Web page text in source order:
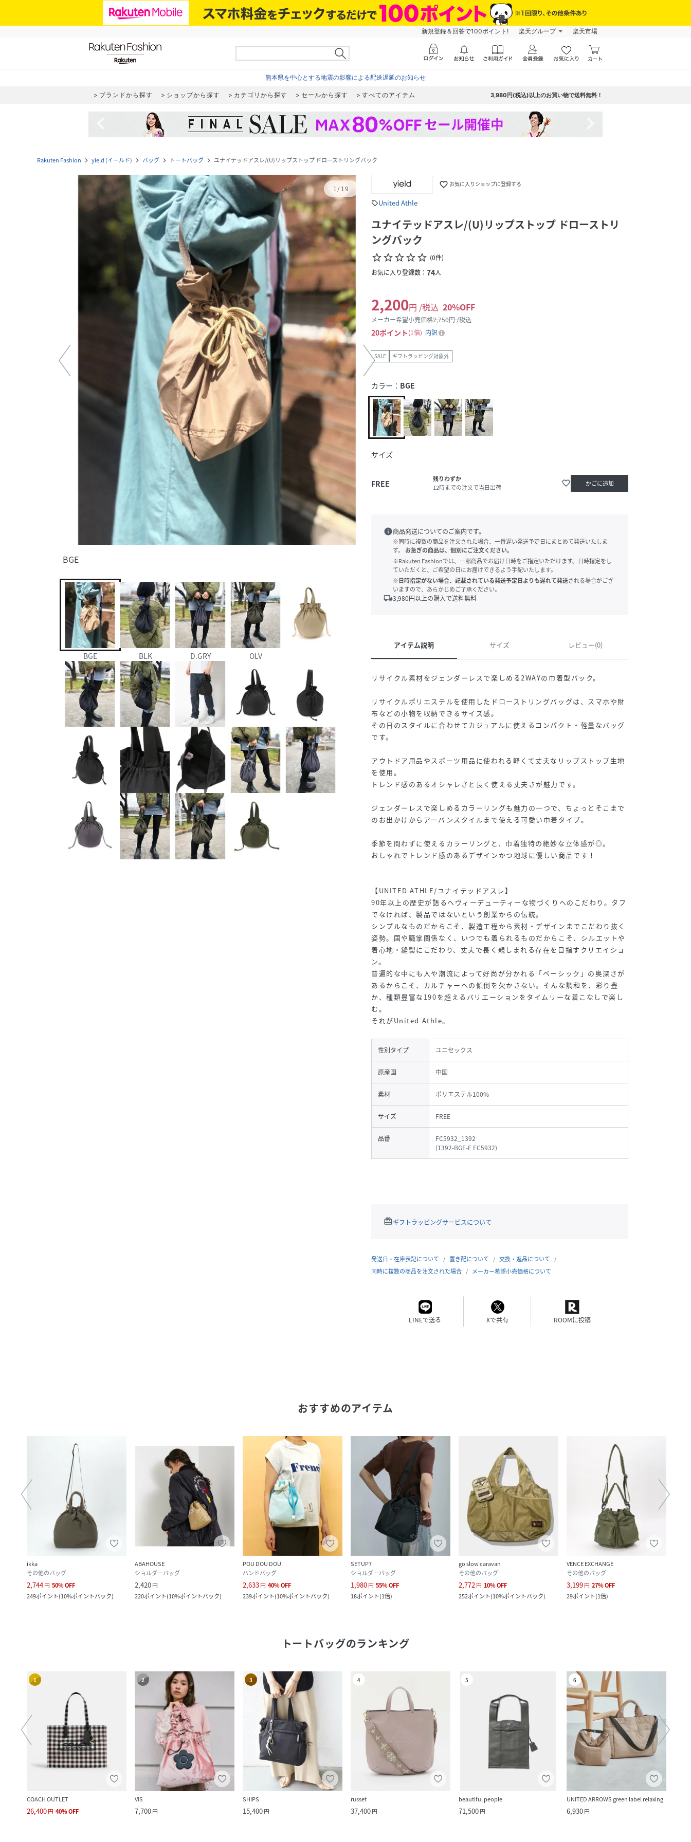
新規登録＆回答で100ポイント! 楽天グループ 楽天市場
熊本県を中心とする地震の影響による配送遅延のお知らせ
ブランドから探す ショップから探す カテゴリから探す セールから探す すべてのアイテム 3,980円(税込)以上のお買い物で送料無料！
Rakuten Fashion navigate_next yield (イールド) navigate_next バッグ navigate_next トートバッグ navigate_next ユナイテッドアスレ/(U)リップストップ ドローストリングバック
1/19
BGE
BGE BLK D.GRY OLV
favorite_border お気に入りショップに登録する
sellUnited Athle
ユナイテッドアスレ/(U)リップストップ ドローストリ
ングバック
star_borderstar_borderstar_borderstar_borderstar_border (0件)
お気に入り登録数： 74人
2,200円 /税込 20%OFF
メーカー希望小売価格2,750円 /税込
20ポイント 1倍 内訳
SALE ギフトラッピング対象外
カラー： BGE
サイズ
FREE
残りわずか
12時までの注文で当日出荷
favorite_border かごに追加
info商品発送についてのご案内です。
※同時に複数の商品を注文された場合、一番遅い発送予定日にまとめて発送いたしま
す。
お急ぎの商品は、個別にご注文ください。
※Rakuten Fashionでは、一部商品でお届け日時をご指定いただけます。日時指定をし
ていただくと、ご希望の日にお届けできるよう手配いたします。
※日時指定がない場合、記載されている発送予定日よりも遅れて発送される場合がござ
いますので、あらかじめご了承ください。
local_shipping3,980円以上の購入で送料無料
アイテム説明 サイズ レビュー(0)
リサイクル素材をジェンダーレスで楽しめる2WAYの巾着型バック。
リサイクルポリエステルを使用したドローストリングバッグは、スマホや財
布などの小物を収納できるサイズ感。
その日のスタイルに合わせてカジュアルに使えるコンパクト・軽量なバッグ
です。
アウトドア用品やスポーツ用品に使われる軽くて丈夫なリップストップ生地
を使用。
トレンド感のあるオシャレさと長く使える丈夫さが魅力です。
ジェンダーレスで楽しめるカラーリングも魅力の一つで、ちょっとそこまで
のお出かけからアーバンスタイルまで使える可愛い巾着タイプ。
季節を問わずに使えるカラーリングと、巾着独特の絶妙な立体感が◎。
おしゃれでトレンド感のあるデザインかつ地球に優しい商品です！
【UNITED ATHLE/ユナイテッドアスレ】
90年以上の歴史が語るヘヴィーデューティーな物づくりへのこだわり。タフ
でなければ、製品ではないという創業からの伝統。
シンプルなものだからこそ、製造工程から素材・デザインまでこだわり抜く
姿勢。国や職掌関係なく、いつでも着られるものだからこそ、シルエットや
着心地・縫製にこだわり、丈夫で長く親しまれる存在を目指すクリエイショ
ン。
普遍的な中にも人や潮流によって好尚が分かれる「ベーシック」の奥深さが
あるからこそ、カルチャーへの傾倒を欠かさない。そんな調和を、彩り豊
か、種類豊富な190を超えるバリエーションをタイムリーな着こなしで楽し
む。
それがUnited Athle。
性別タイプ ユニセックス
原産国 中国
素材 ポリエステル100%
サイズ FREE
品番
FC5932_1392
(1392-BGE-F FC5932)
redeemギフトラッピングサービスについて
発送日・在庫表記について 置き配について
交換・返品について
同時に複数の商品を注文された場合
メーカー希望小売価格について
LINEで送る Xで共有 ROOMに投稿
おすすめのアイテム
ikka
その他のバッグ
2,744円 50%OFF
249ポイント(10%ポイントバック)
ABAHOUSE
ショルダーバッグ
2,420円
220ポイント(10%ポイントバック)
POU DOU DOU
ハンドバッグ
2,633円 40%OFF
239ポイント(10%ポイントバック)
SETUP7
ショルダーバッグ
1,980円 55%OFF
18ポイント(1倍)
go slow caravan
その他のバッグ
2,772円 10%OFF
252ポイント(10%ポイントバック)
VENCE EXCHANGE
その他のバッグ
3,199円 27%OFF
29ポイント(1倍)
トートバッグのランキング
1
COACH OUTLET
26,400円 40%OFF
2
VIS
7,700円
3
SHIPS
15,400円
4
russet
37,400円
5
beautiful people
71,500円
6
UNITED ARROWS green label relaxing
6,930円